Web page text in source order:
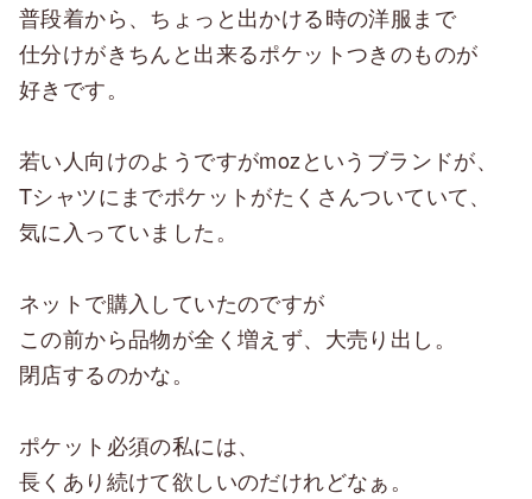
普段着から、ちょっと出かける時の洋服まで
仕分けがきちんと出来るポケットつきのものが
好きです。
若い人向けのようですがmozというブランドが、
Tシャツにまでポケットがたくさんついていて、
気に入っていました。
ネットで購入していたのですが
この前から品物が全く増えず、大売り出し。
閉店するのかな。
ポケット必須の私には、
長くあり続けて欲しいのだけれどなぁ。